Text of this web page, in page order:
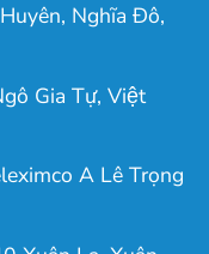
Nghĩa Đô,
Gia Tự, Việt
A Lê Trọng